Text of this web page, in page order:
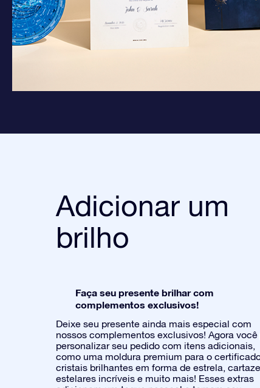
Adicionar um
brilho
Faça seu presente brilhar com
complementos exclusivos!
Deixe seu presente ainda mais especial com
nossos complementos exclusivos! Agora você
personalizar seu pedido com itens adicionais,
como uma moldura premium para o
cristais brilhantes em forma de estrela,
estelares incríveis e muito mais! Esses extras